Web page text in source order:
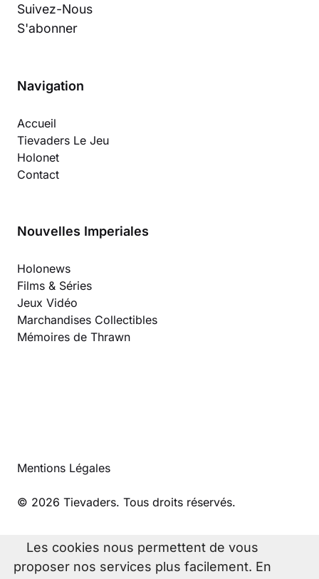
Suivez-Nous
S'abonner
Navigation
Accueil
Tievaders Le Jeu
Holonet
Contact
Nouvelles Imperiales
Holonews
Films & Séries
Jeux Vidéo
Marchandises Collectibles
Mémoires de Thrawn
© 2026 Tievaders. Tous droits réservés.
Mentions Légales
Les cookies nous permettent de vous
proposer nos services plus facilement. En